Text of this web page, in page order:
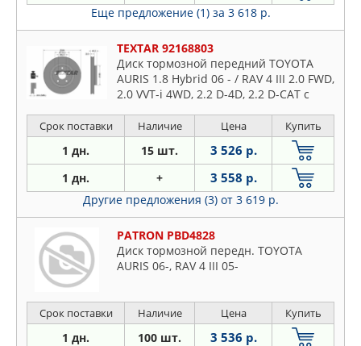
Еще предложение (1) за 3 618 р.
TEXTAR 92168803
Диск тормозной передний TOYOTA
AURIS 1.8 Hybrid 06 - / RAV 4 III 2.0 FWD,
2.0 VVT-i 4WD, 2.2 D-4D, 2.2 D-CAT с
Срок поставки Наличие Цена Купить
1 дн. 15 шт. 3 526 р.
1 дн. + 3 558 р.
Другие предложения (3) от 3 619 р.
PATRON PBD4828
Диск тормозной передн. TOYOTA
AURIS 06-, RAV 4 III 05-
Срок поставки Наличие Цена Купить
1 дн. 100 шт. 3 536 р.